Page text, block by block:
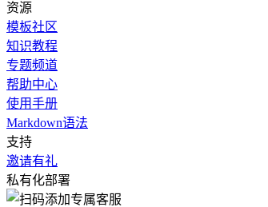
资源
模板社区
知识教程
专题频道
帮助中心
使用手册
Markdown语法
支持
邀请有礼
私有化部署